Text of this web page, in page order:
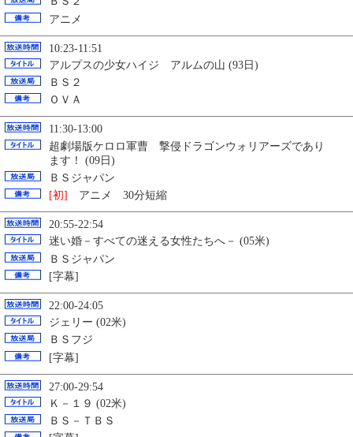
アニメ
10:23-11:51
アルプスの少女ハイジ アルムの山 (93日)
ＢＳ２
ＯＶＡ
11:30-13:00
超劇場版ケロロ軍曹 撃侵ドラゴンウォリアーズであり
ます！
(09日)
ＢＳジャパン
[初]
アニメ 30分短縮
20:55-22:54
迷い婚－すべての迷える女性たちへ－ (05米)
ＢＳジャパン
[字幕]
22:00-24:05
ジェリー (02米)
ＢＳフジ
[字幕]
27:00-29:54
Ｋ－１９ (02米)
ＢＳ－ＴＢＳ